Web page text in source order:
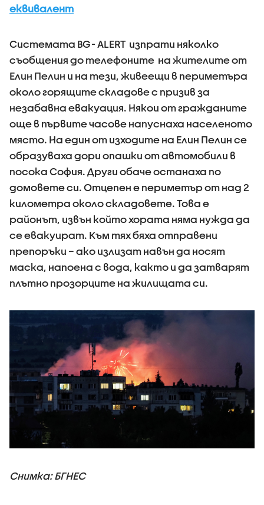
еквивалент
Системата BG- ALERT изпрати няколко
съобщения до телефоните на жителите от
Елин Пелин и на тези, живеещи в периметъра
около горящите складове с призив за
незабавна евакуация. Някои от гражданите
още в първите часове напуснаха населеното
място. На един от изходите на Елин Пелин се
образуваха дори опашки от автомобили в
посока София. Други обаче останаха по
домовете си. Отцепен е периметър от над 2
километра около складовете. Това е
районът, извън който хората няма нужда да
се евакуират. Към тях бяха отправени
препоръки – ако излизат навън да носят
маска, напоена с вода, както и да затварят
плътно прозорците на жилищата си.
Снимка: БГНЕС